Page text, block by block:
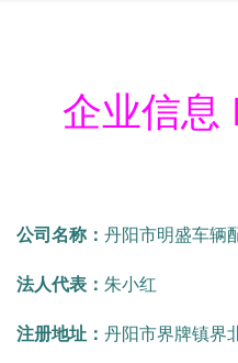
企业信息
公司名称： 丹阳市明盛车辆
法人代表： 朱小红
注册地址： 丹阳市界牌镇界